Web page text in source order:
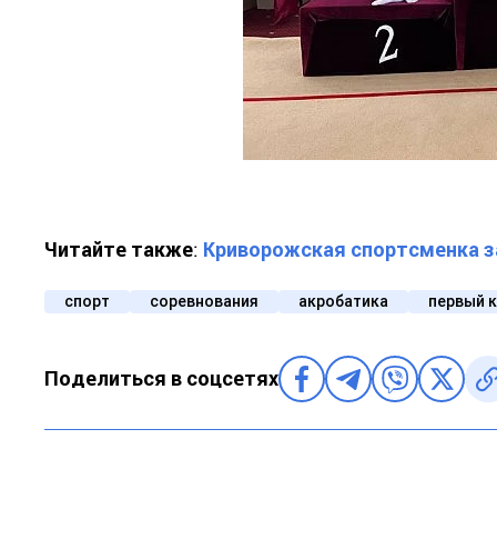
Читайте также: Криворожская спортсменка
спорт соревнования акробатика первый
Поделиться в соцсетях